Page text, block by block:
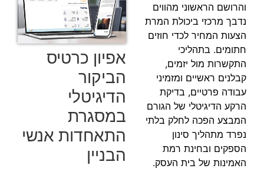
והרושם הראשוני מהווים
נדבך מרכזי ביכולת המרת
הצעות המחיר לכדי חוזים
חתומים. בתהליכי
התקשרות מול יזמים,
קבלנים ראשיים ומזמיני
עבודה פרטיים, בדיקת
הרקע הדיגיטלי של הגורם
המבצע הפכה לחלק בלתי
נפרד מתהליך סינון
הספקים ובחינת רמת
האמינות של בית העסק.
אפיון כרטיס
הביקור
הדיגיטלי
במסגרת
התאחדות אנשי
הבניין